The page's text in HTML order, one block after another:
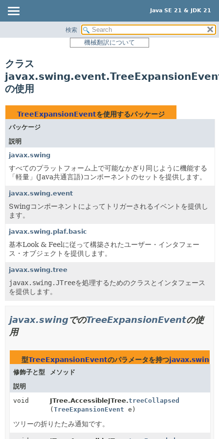
Java SE 21 & JDK 21
パッケージ
クラス
使用
ツリー
新規
非推奨
索引
検索
機械翻訳について
クラス
の使用
TreeExpansionEventを使用するパッケージ
パッケージ
説明
javax.swing
すべてのプラットフォーム上で可能なかぎり同じように機能する
「軽量」(Java共通言語)コンポーネントのセットを提供します。
javax.swing.event
Swingコンポーネントによってトリガーされるイベントを提供し
ます。
javax.swing.plaf.basic
基本Look & Feelに従って構築されたユーザー・インタフェー
ス・オブジェクトを提供します。
javax.swing.tree
javax.swing.JTreeを処理するためのクラスとインタフェース
を提供します。
javax.swingでのTreeExpansionEventの使
用
型TreeExpansionEventのパラメータを持つjavax.swing
修飾子と型
メソッド
説明
void
JTree.AccessibleJTree.treeCollapsed
(TreeExpansionEvent e)
ツリーの折りたたみ通知です。